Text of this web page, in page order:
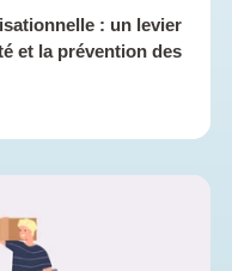
: un levier
et la prévention des